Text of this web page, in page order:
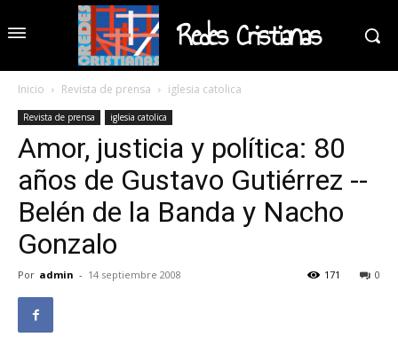
Redes Cristianas
Inicio Revista de prensa iglesia catolica
Revista de prensa iglesia catolica
Amor, justicia y política: 80
años de Gustavo Gutiérrez --
Belén de la Banda y Nacho
Gonzalo
Por admin - 14 septiembre 2008 0
171